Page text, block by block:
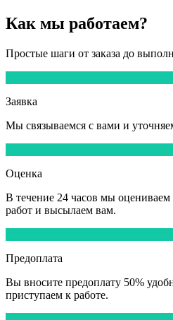
Как мы работаем?
Простые шаги от заказа до
Заявка
Мы связываемся с вами и
Оценка
В течение 24 часов мы оцениваем
работ и высылаем вам.
Предоплата
Вы вносите предоплату 50%
приступаем к работе.